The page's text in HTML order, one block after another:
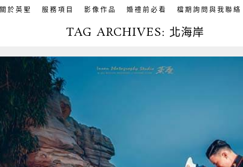
關於英聖 服務項目 影像作品 婚禮前必看 檔期詢問與我聯絡
TAG ARCHIVES: 北海岸